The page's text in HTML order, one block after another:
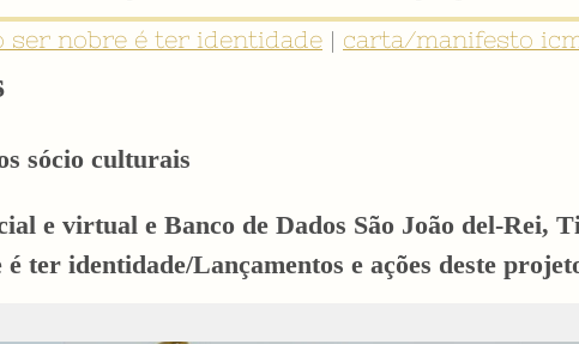
ser nobre é ter identidade | carta/manifesto
sócio culturais
e virtual e Banco de Dados São João del-Rei,
ter identidade/Lançamentos e ações deste